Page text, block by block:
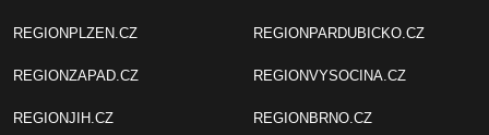
REGIONPLZEN.CZ
REGIONZAPAD.CZ
REGIONJIH.CZ
REGIONPARDUBICKO.CZ
REGIONVYSOCINA.CZ
REGIONBRNO.CZ